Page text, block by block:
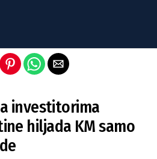
investitorima
hiljada KM samo